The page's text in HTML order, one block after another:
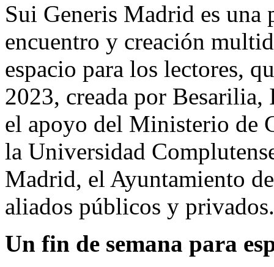
Sui Generis Madrid es
encuentro y creación
espacio para los lectores,
2023, creada por
el apoyo del Ministerio de
la Universidad
Madrid, el Ayuntamiento
aliados públicos y privados.
Un fin de semana para